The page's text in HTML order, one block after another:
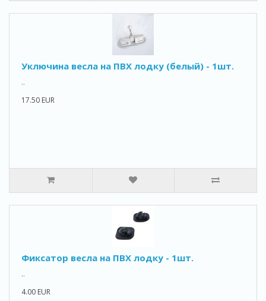
Уключина весла на ПВХ лодку (белый) - 1шт.
..
17.50 EUR
Фиксатор весла на ПВХ лодку - 1шт.
..
4.00 EUR